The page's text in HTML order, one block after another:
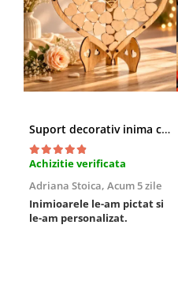
Suport decorativ inima cu mesaje, Cadou cu suflet
Achizitie verificata
Adriana Stoica, Acum 5 zile
Inimioarele le-am pictat si
le-am personalizat.